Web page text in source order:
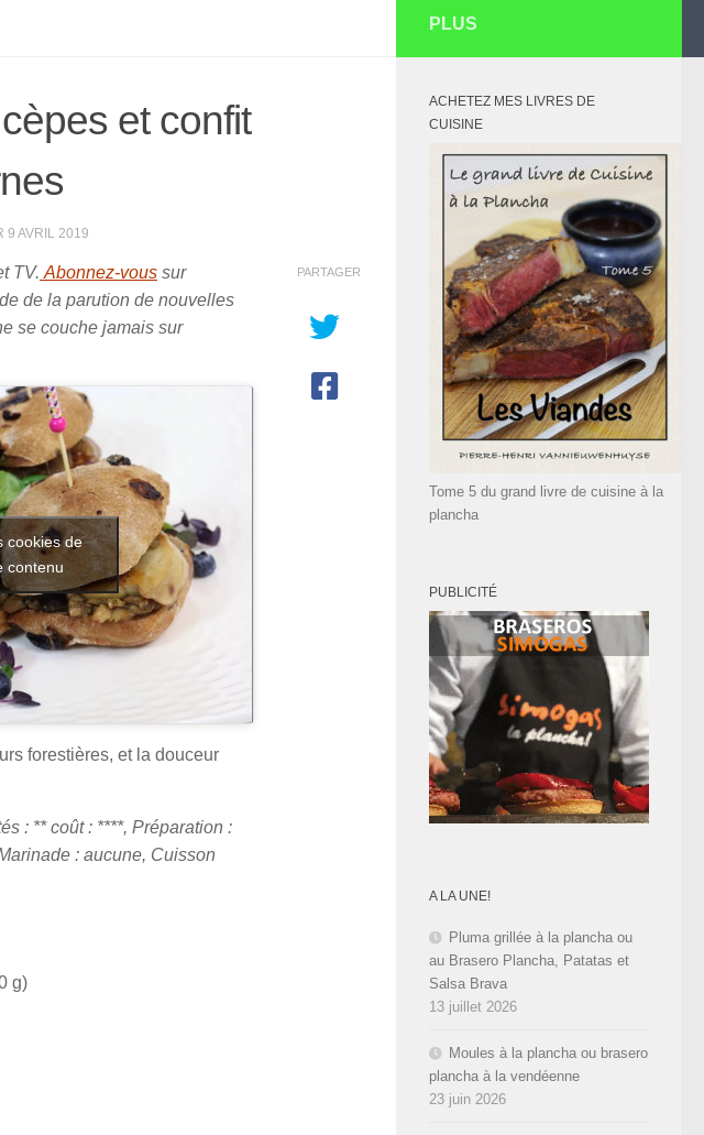
et confit
9 AVRIL 2019
TV. Abonnez-vous sur
de la parution de nouvelles
se couche jamais sur
cookies de
contenu
forestières, et la douceur
: ** coût : ****, Préparation :
: aucune, Cuisson
g)
PARTAGER
PLUS
ACHETEZ MES LIVRES DE
CUISINE
Tome 5 du grand livre de cuisine à la
plancha
PUBLICITÉ
A LA UNE!
Pluma grillée à la plancha ou
au Brasero Plancha, Patatas et
Salsa Brava
13 juillet 2026
Moules à la plancha ou brasero
plancha à la vendéenne
23 juin 2026